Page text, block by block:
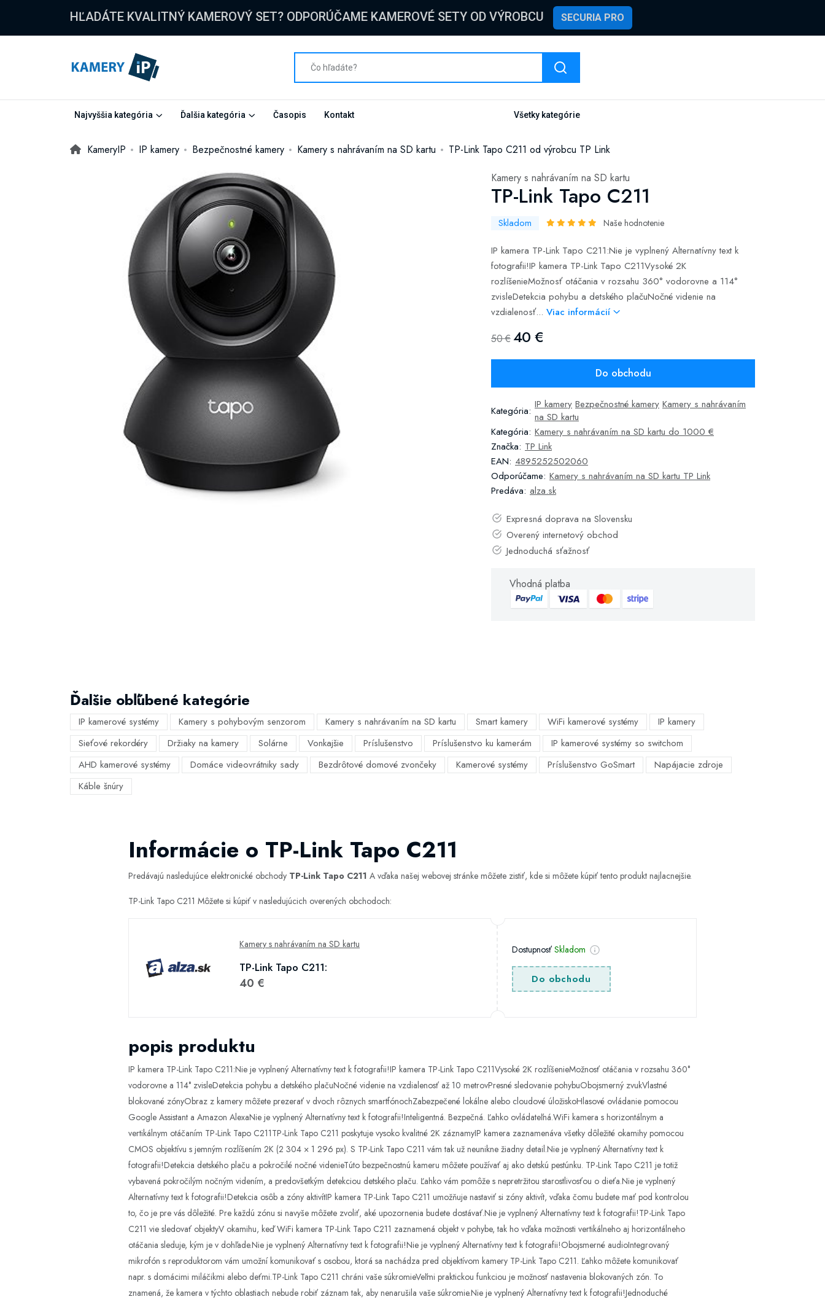
HĽADÁTE KVALITNÝ KAMEROVÝ SET? ODPORÚČAME KAMEROVÉ SETY OD VÝROBCU SECURIA PRO
Najvyššia kategória Ďalšia kategória Časopis Kontakt Všetky kategórie
KameryIP IP kamery Bezpečnostné kamery Kamery s nahrávaním na SD kartu
TP-Link Tapo C211 od výrobcu TP Link
Kamery s nahrávaním na SD kartu
TP-Link Tapo C211
Skladom Naše hodnotenie
IP kamera TP-Link Tapo C211:Nie je vyplnený Alternatívny text k
fotografii!IP kamera TP-Link Tapo C211Vysoké 2K
rozlíšenieMožnosť otáčania v rozsahu 360° vodorovne a 114°
zvisleDetekcia pohybu a detského plačuNočné videnie na
vzdialenosť... Viac informácií
50 €40 €
Do obchodu
Kategória: IP kamery Bezpečnostné kamery Kamery s nahrávaním
na SD kartu
Kategória: Kamery s nahrávaním na SD kartu do 1000 €
Značka: TP Link
EAN: 4895252502060
Odporúčame: Kamery s nahrávaním na SD kartu TP Link
Predáva: alza.sk
Expresná doprava na Slovensku
Overený internetový obchod
Jednoduchá sťažnosť
Vhodná platba
Ďalšie obľúbené kategórie
IP kamerové systémy Kamery s pohybovým senzorom Kamery s nahrávaním na SD kartu Smart kamery WiFi kamerové systémy
IP kamery
Sieťové rekordéry
Držiaky na kamery Solárne Vonkajšie Príslušenstvo Príslušenstvo ku kamerám
IP kamerové systémy so switchom
AHD kamerové systémy
Domáce videovrátniky sady Bezdrôtové domové zvončeky Kamerové systémy Príslušenstvo GoSmart
Napájacie zdroje
Káble šnúry
Informácie o TP-Link Tapo C211
Predávajú nasledujúce elektronické obchody TP-Link Tapo C211 A vďaka našej webovej stránke môžete zistiť, kde si môžete kúpiť tento produkt najlacnejšie.
TP-Link Tapo C211 Môžete si kúpiť v nasledujúcich overených obchodoch:
Kamery s nahrávaním na SD kartu
TP-Link Tapo C211:
40 €
DostupnosťSkladom
Do obchodu
popis produktu
IP kamera TP-Link Tapo C211:Nie je vyplnený Alternatívny text k fotografii!IP kamera TP-Link Tapo C211Vysoké 2K rozlíšenieMožnosť otáčania v rozsahu 360°
vodorovne a 114° zvisleDetekcia pohybu a detského plačuNočné videnie na vzdialenosť až 10 metrovPresné sledovanie pohybuObojsmerný zvukVlastné
blokované zónyObraz z kamery môžete prezerať v dvoch rôznych smartfónochZabezpečené lokálne alebo cloudové úložiskoHlasové ovládanie pomocou
Google Assistant a Amazon AlexaNie je vyplnený Alternatívny text k fotografii!Inteligentná. Bezpečná. Ľahko ovládateľná.WiFi kamera s horizontálnym a
vertikálnym otáčaním TP-Link Tapo C211TP-Link Tapo C211 poskytuje vysoko kvalitné 2K záznamyIP kamera zaznamenáva všetky dôležité okamihy pomocou
CMOS objektívu s jemným rozlíšením 2K (2 304 × 1 296 px). S TP-Link Tapo C211 vám tak už neunikne žiadny detail.Nie je vyplnený Alternatívny text k
fotografii!Detekcia detského plaču a pokročilé nočné videnieTúto bezpečnostnú kameru môžete používať aj ako detskú pestúnku. TP-Link Tapo C211 je totiž
vybavená pokročilým nočným videním, a predovšetkým detekciou detského plaču. Ľahko vám pomôže s nepretržitou starostlivosťou o dieťa.Nie je vyplnený
Alternatívny text k fotografii!Detekcia osôb a zóny aktivítIP kamera TP-Link Tapo C211 umožňuje nastaviť si zóny aktivít, vďaka čomu budete mať pod kontrolou
to, čo je pre vás dôležité. Pre každú zónu si navyše môžete zvoliť, aké upozornenia budete dostávať.Nie je vyplnený Alternatívny text k fotografii!TP-Link Tapo
C211 vie sledovať objektyV okamihu, keď WiFi kamera TP-Link Tapo C211 zaznamená objekt v pohybe, tak ho vďaka možnosti vertikálneho aj horizontálneho
otáčania sleduje, kým je v dohľade.Nie je vyplnený Alternatívny text k fotografii!Nie je vyplnený Alternatívny text k fotografii!Obojsmerné audioIntegrovaný
mikrofón s reproduktorom vám umožní komunikovať s osobou, ktorá sa nachádza pred objektívom kamery TP-Link Tapo C211. Ľahko môžete komunikovať
napr. s domácimi miláčikmi alebo deťmi.TP-Link Tapo C211 chráni vaše súkromieVeľmi praktickou funkciou je možnosť nastavenia blokovaných zón. To
znamená, že kamera v týchto oblastiach nebude robiť záznam tak, aby nenarušila vaše súkromie.Nie je vyplnený Alternatívny text k fotografii!Jednoduché